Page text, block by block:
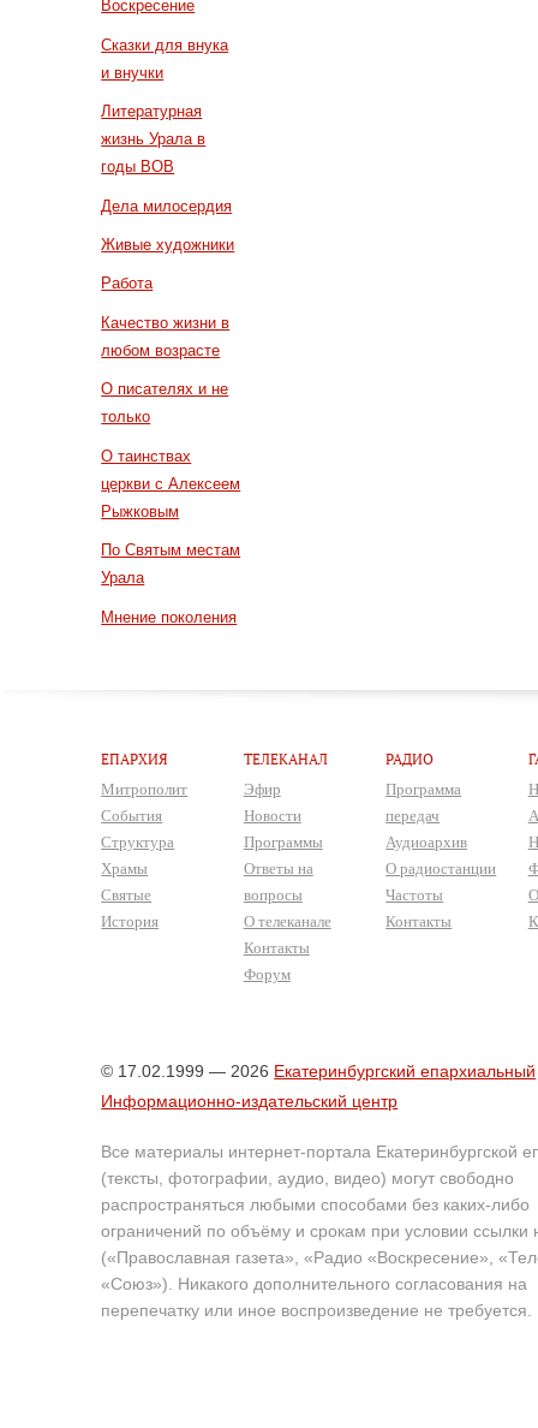
Воскресение
Сказки для внука
и внучки
Литературная
жизнь Урала в
годы ВОВ
Дела милосердия
Живые художники
Работа
Качество жизни в
любом возрасте
О писателях и не
только
О таинствах
церкви с Алексеем
Рыжковым
По Святым местам
Урала
Мнение поколения
ЕПАРХИЯ
Митрополит
События
Структура
Храмы
Святые
История
ТЕЛЕКАНАЛ
Эфир
Новости
Программы
Ответы на
вопросы
О телеканале
Контакты
Форум
РАДИО
Программа
передач
Аудиоархив
О радиостанции
Частоты
Контакты
© 17.02.1999 — 2026 Екатеринбургский епархиальный
Информационно-издательский центр
Все материалы интернет-портала Екатеринбургской
(тексты, фотографии, аудио, видео) могут свободно
распространяться любыми способами без каких-либо
ограничений по объёму и срокам при условии ссылки
(«Православная газета», «Радио «Воскресение»,
«Союз»). Никакого дополнительного согласования на
перепечатку или иное воспроизведение не требуется.